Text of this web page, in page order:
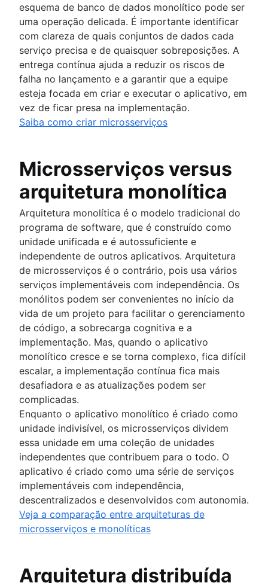
esquema de banco de dados monolítico pode ser
uma operação delicada. É importante identificar
com clareza de quais conjuntos de dados cada
serviço precisa e de quaisquer sobreposições. A
entrega contínua ajuda a reduzir os riscos de
falha no lançamento e a garantir que a equipe
esteja focada em criar e executar o aplicativo, em
vez de ficar presa na implementação.
Saiba como criar microsserviços
Microsserviços versus
arquitetura monolítica
Arquitetura monolítica é o modelo tradicional do
programa de software, que é construído como
unidade unificada e é autossuficiente e
independente de outros aplicativos. Arquitetura
de microsserviços é o contrário, pois usa vários
serviços implementáveis com independência. Os
monólitos podem ser convenientes no início da
vida de um projeto para facilitar o gerenciamento
de código, a sobrecarga cognitiva e a
implementação. Mas, quando o aplicativo
monolítico cresce e se torna complexo, fica difícil
escalar, a implementação contínua fica mais
desafiadora e as atualizações podem ser
complicadas.
Enquanto o aplicativo monolítico é criado como
unidade indivisível, os microsserviços dividem
essa unidade em uma coleção de unidades
independentes que contribuem para o todo. O
aplicativo é criado como uma série de serviços
implementáveis com independência,
descentralizados e desenvolvidos com autonomia.
Veja a comparação entre arquiteturas de
microsserviços e monolíticas
Arquitetura distribuída